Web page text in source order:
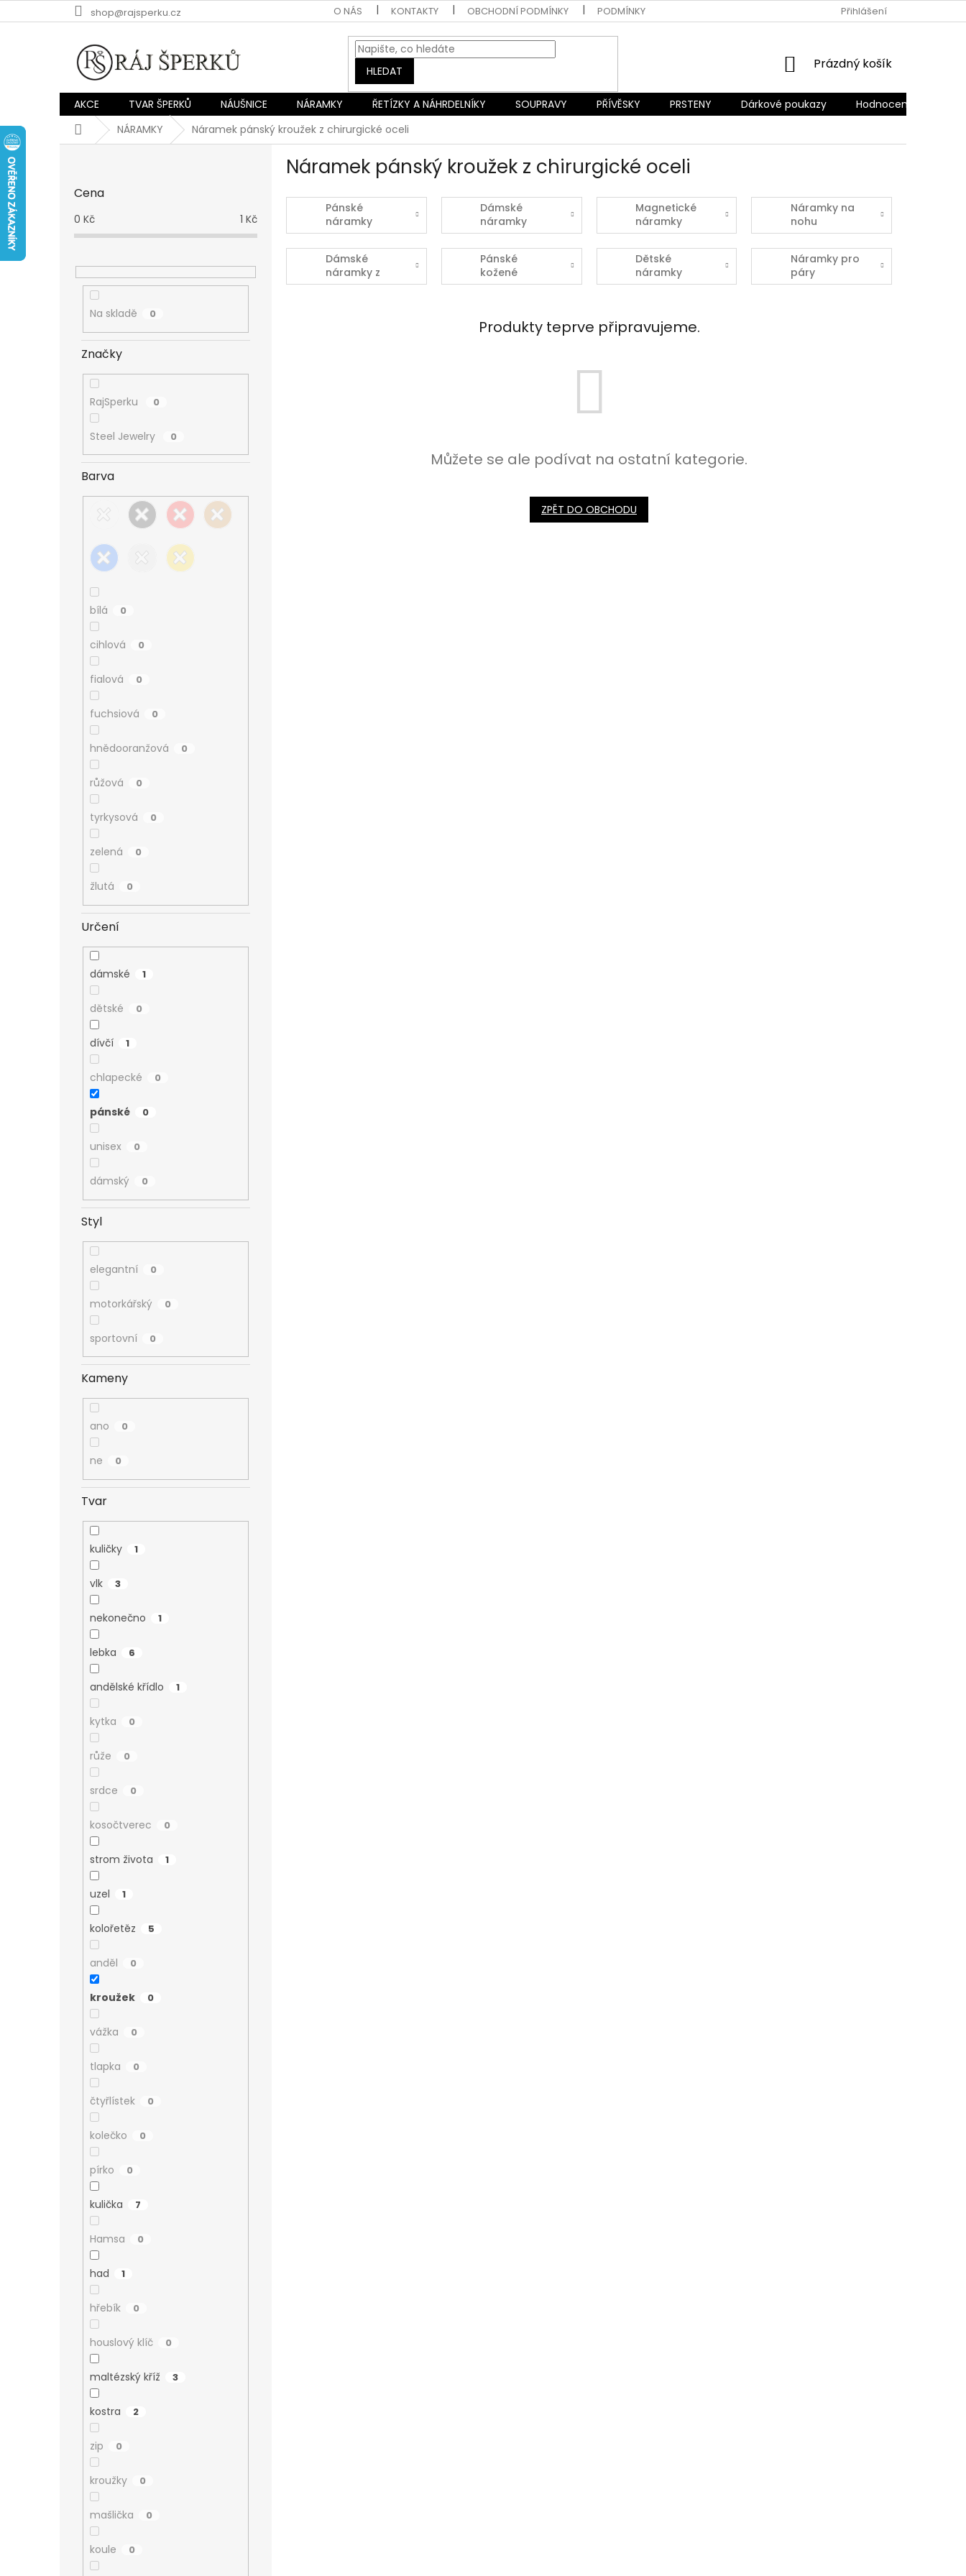
na
shop@rajsperku.cz O NÁS KONTAKTY OBCHODNÍ PODMÍNKY PODMÍNKY OCHRANY OSOBNÍCH ÚDAJŮ REKLAMACE A VRÁCENÍ ZBOŽÍ
Přihlášení
HLEDAT
NÁKUPNÍ
Prázdný košík
AKCE TVAR ŠPERKŮ NÁUŠNICE NÁRAMKY ŘETÍZKY A NÁHRDELNÍKY SOUPRAVY PŘÍVĚSKY PRSTENY Dárkové poukazy
Hodnocení obchodu
DomůNÁRAMKY Náramek pánský kroužek z chirurgické oceli
Cena
0 Kč 1 Kč
Na skladě 0
Značky
RajSperku 0
Steel Jewelry 0
Barva
bílá 0
cihlová 0
fialová 0
fuchsiová 0
hnědooranžová 0
růžová 0
tyrkysová 0
zelená 0
žlutá 0
Určení
dámské 1
dětské 0
dívčí 1
chlapecké 0
pánské 0
unisex 0
dámský 0
Styl
elegantní 0
motorkářský 0
sportovní 0
Kameny
ano 0
ne 0
Tvar
kuličky 1
vlk 3
nekonečno 1
lebka 6
andělské křídlo 1
kytka 0
růže 0
srdce 0
kosočtverec 0
strom života 1
uzel 1
kolořetěz 5
anděl 0
kroužek 0
vážka 0
tlapka 0
čtyřlístek 0
kolečko 0
pírko 0
kulička 7
Hamsa 0
had 1
hřebík 0
houslový klíč 0
maltézský kříž 3
kostra 2
zip 0
kroužky 0
mašlička 0
koule 0
Náramek pánský kroužek z chirurgické oceli
Pánské
náramky
Dámské
náramky
Magnetické
náramky
Náramky na
nohu
Dámské
náramky z
bižuterie
Pánské
kožené
náramky
Dětské
náramky
Náramky pro
páry
Produkty teprve připravujeme.
Můžete se ale podívat na ostatní kategorie.
ZPĚT DO OBCHODU